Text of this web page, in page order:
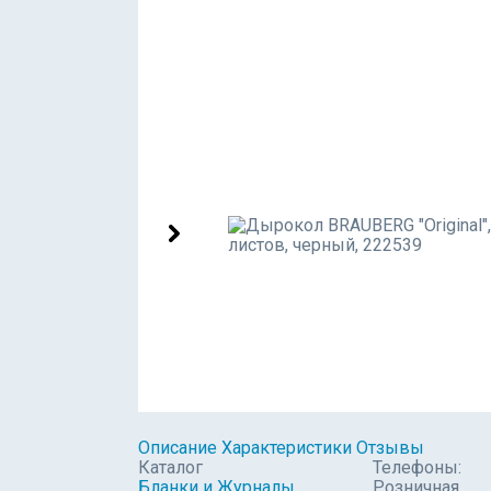
Описание Характеристики Отзывы
Каталог
Телефоны: